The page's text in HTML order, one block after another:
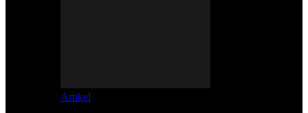
Artikel